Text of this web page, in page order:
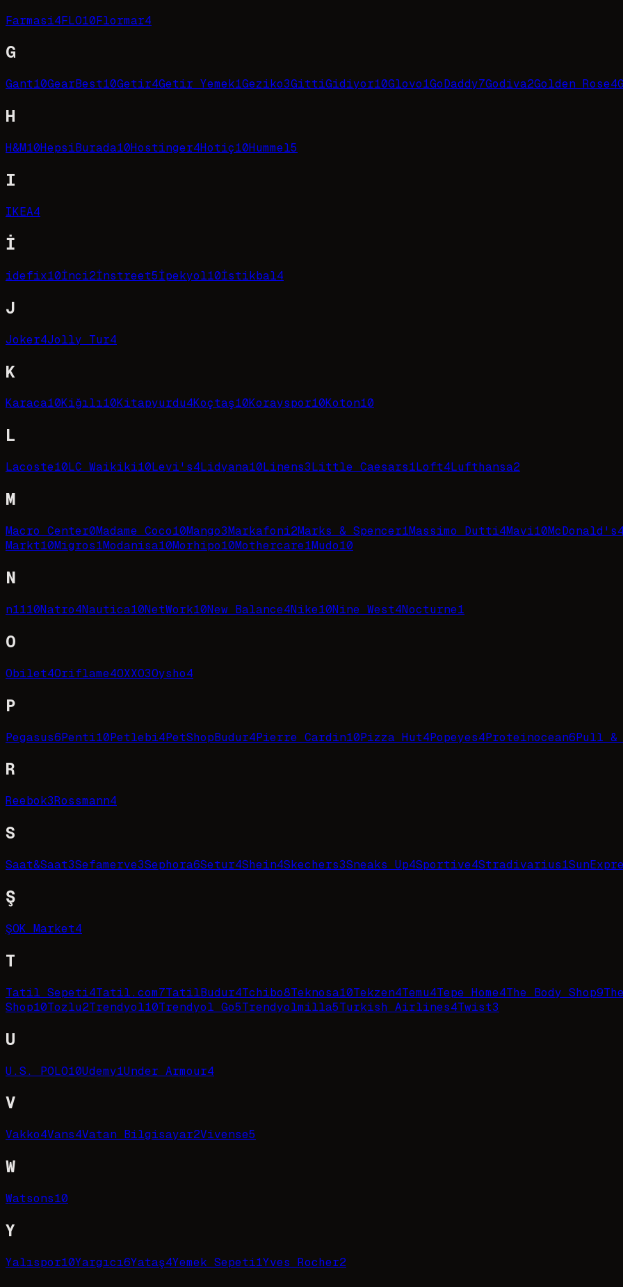
Farmasi4FLO10Flormar4
G
Gant10GearBest10Getir4Getir Yemek1Geziko3GittiGidiyor10Glovo1GoDaddy7Godiva2Golden Rose4
H
H&M10HepsiBurada10Hostinger4Hotiç10Hummel5
I
IKEA4
İ
idefix10İnci2İnstreet5İpekyol10İstikbal4
J
Joker4Jolly Tur4
K
Karaca10Kiğılı10Kitapyurdu4Koçtaş10Korayspor10Koton10
L
Lacoste10LC Waikiki10Levi's4Lidyana10Linens3Little Caesars1Loft4Lufthansa2
M
Macro Center0Madame Coco10Mango3Markafoni2Marks & Spencer1Massimo Dutti4Mavi10McDonald's4
Markt10Migros1Modanisa10Morhipo10Mothercare1Mudo10
N
n1110Natro4Nautica10NetWork10New Balance4Nike10Nine West4Nocturne1
O
Obilet4Oriflame4OXXO3Oysho4
P
Pegasus6Penti10Petlebi4PetShopBudur4Pierre Cardin10Pizza Hut4Popeyes4Proteinocean6Pull &
R
Reebok3Rossmann4
S
Saat&Saat3Sefamerve3Sephora6Setur4Shein4Skechers3Sneaks Up4Sportive4Stradivarius1
Ş
ŞOK Market4
T
Tatil Sepeti4Tatil.com7TatilBudur4Tchibo8Teknosa10Tekzen4Temu4Tepe Home4The Body Shop9
Shop10Tozlu2Trendyol10Trendyol Go5Trendyolmilla5Turkish Airlines4Twist3
U
U.S. POLO10Udemy1Under Armour4
V
Vakko4Vans4Vatan Bilgisayar2Vivense5
W
Watsons10
Y
Yalıspor10Yargıcı6Yataş4Yemek Sepeti1Yves Rocher2